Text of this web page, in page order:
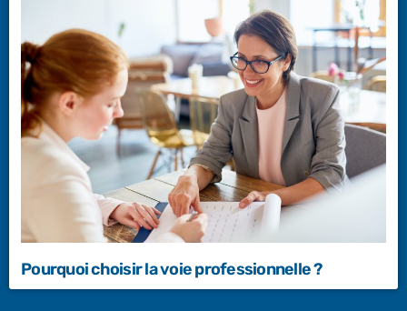
Pourquoi choisir la voie professionnelle ?